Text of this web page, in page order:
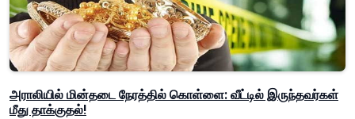
அராலியில் மின்தடை நேரத்தில் கொள்ளை: வீட்டில் இருந்தவர்கள்
மீது தாக்குதல்!